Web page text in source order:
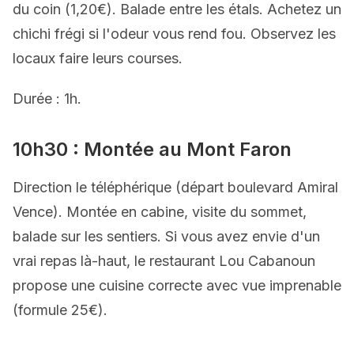
du coin (1,20€). Balade entre les étals. Achetez un
chichi frégi si l'odeur vous rend fou. Observez les
locaux faire leurs courses.
Durée : 1h.
10h30 : Montée au Mont Faron
Direction le téléphérique (départ boulevard Amiral
Vence). Montée en cabine, visite du sommet,
balade sur les sentiers. Si vous avez envie d'un
vrai repas là-haut, le restaurant Lou Cabanoun
propose une cuisine correcte avec vue imprenable
(formule 25€).